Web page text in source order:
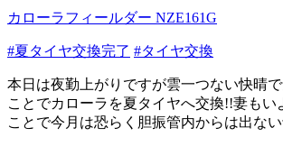
カローラフィールダー NZE161G
#夏タイヤ交換完了 #タイヤ交換
本日は夜勤上がりですが雲一つない快晴
ことでカローラを夏タイヤへ交換!!妻もい
ことで今月は恐らく胆振管内からは出な